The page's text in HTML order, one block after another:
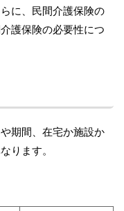
に、民間介護保険の
護保険の必要性につ
期間、在宅か施設か
ります。